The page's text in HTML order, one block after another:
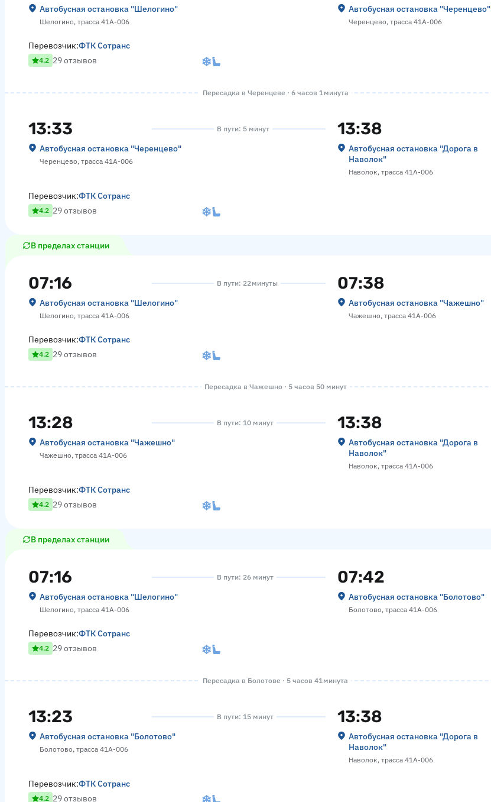
Автобусная остановка "Шелогино"
Шелогино, трасса 41А-006
Автобусная остановка "Черенцево"
Черенцево, трасса 41А-006
Перевозчик:ФТК Сотранс
4.2 29 отзывов
Пересадка в Черенцеве · 6 часов 1 минута
13:33
Автобусная остановка "Черенцево"
Черенцево, трасса 41А-006
В пути: 5 минут 13:38
Автобусная остановка "Дорога в
Наволок"
Наволок, трасса 41А-006
Перевозчик:ФТК Сотранс
4.2 29 отзывов
В пределах станции
07:16
Автобусная остановка "Шелогино"
Шелогино, трасса 41А-006
В пути: 22 минуты 07:38
Автобусная остановка "Чажешно"
Чажешно, трасса 41А-006
Перевозчик:ФТК Сотранс
4.2 29 отзывов
Пересадка в Чажешно · 5 часов 50 минут
13:28
Автобусная остановка "Чажешно"
Чажешно, трасса 41А-006
В пути: 10 минут 13:38
Автобусная остановка "Дорога в
Наволок"
Наволок, трасса 41А-006
Перевозчик:ФТК Сотранс
4.2 29 отзывов
В пределах станции
07:16
Автобусная остановка "Шелогино"
Шелогино, трасса 41А-006
В пути: 26 минут 07:42
Автобусная остановка "Болотово"
Болотово, трасса 41А-006
Перевозчик:ФТК Сотранс
4.2 29 отзывов
Пересадка в Болотове · 5 часов 41 минута
13:23
Автобусная остановка "Болотово"
Болотово, трасса 41А-006
В пути: 15 минут 13:38
Автобусная остановка "Дорога в
Наволок"
Наволок, трасса 41А-006
Перевозчик:ФТК Сотранс
4.2 29 отзывов